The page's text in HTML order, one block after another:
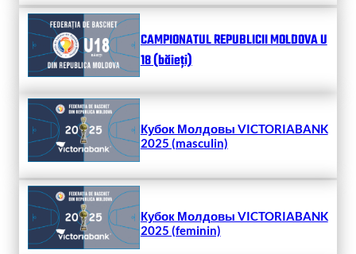
CAMPIONATUL REPUBLICII MOLDOVA U
18 (băieți)
Кубок Молдовы VICTORIABANK
2025 (masculin)
Кубок Молдовы VICTORIABANK
2025 (feminin)